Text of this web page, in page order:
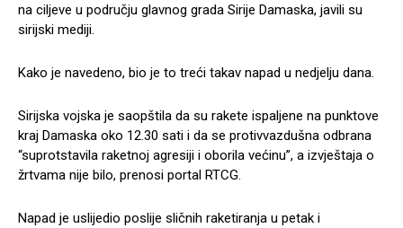
na ciljeve u području glavnog grada Sirije Damaska, javili su
sirijski mediji.
Kako je navedeno, bio je to treći takav napad u nedjelju dana.
Sirijska vojska je saopštila da su rakete ispaljene na punktove
kraj Damaska oko 12.30 sati i da se protivvazdušna odbrana
“suprotstavila raketnoj agresiji i oborila većinu”, a izvještaja o
žrtvama nije bilo, prenosi portal RTCG.
Napad je uslijedio poslije sličnih raketiranja u petak i